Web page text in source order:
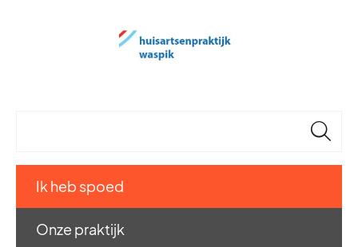
🔎
Onze praktijk
Ik heb spoed